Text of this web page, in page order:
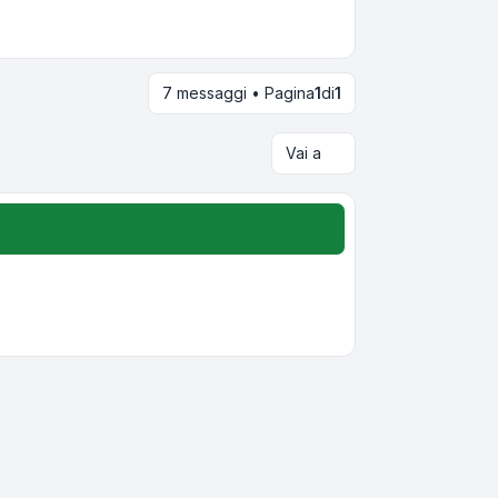
7 messaggi • Pagina1di1
Vai a